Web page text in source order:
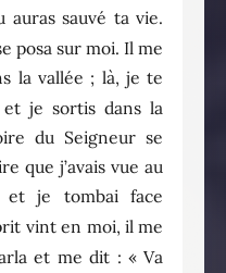
sauvé ta vie.
posa sur moi. Il me
la vallée ; là, je te
et je sortis dans la
du Seigneur se
que j’avais vue au
et je tombai face
vint en moi, il me
et me dit : « Va